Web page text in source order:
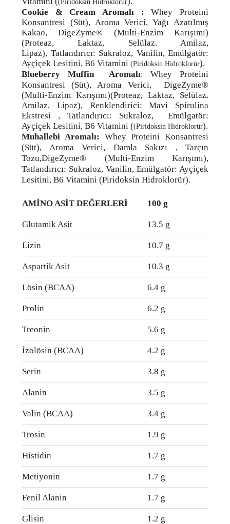
(Piridoksin Hidroklorür
Cookie & Cream Aromalı :Whey Proteini
Konsantresi (Süt), Aroma Verici, Yağı Azatılmış
Kakao,DigeZyme® (Multi-Enzim Karışımı)
(Proteaz, Laktaz, Selülaz. Amilaz,
Lipaz), Tatlandırıcı: Sukraloz, Vanilin, Emülgatör:
Ayçiçek Lesitini, B6 Vitamini (Piridoksin Hidroklorür).
Blueberry Muffin Aromalı:
Whey Proteini
Konsantresi (Süt), Aroma Verici, DigeZyme®
(Multi-Enzim Karışımı)(Proteaz, Laktaz, Selülaz.
Amilaz, Lipaz), Renklendirici: Mavi Spirulina
Ekstresi , Tatlandırıcı: Sukraloz, Emülgatör:
Ayçiçek Lesitini, B6 Vitamini ((Piridoksin Hidroklorür).
Muhallebi Aromalı:
Whey Proteini Konsantresi
(Süt), Aroma Verici, Damla Sakızı , Tarçın
Tozu,DigeZyme® (Multi-Enzim Karışımı),
Tatlandırıcı: Sukraloz, Vanilin, Emülgatör: Ayçiçek
Lesitini, B6 Vitamini (Piridoksin Hidroklorür).
AMİNO ASİT DEĞERLERİ 100 g
Glutamik Asit 13.5 g
Lizin 10.7 g
Aspartik Asit 10.3 g
Lösin (BCAA) 6.4 g
Prolin 6.2 g
Treonin 5.6 g
İzolösin (BCAA) 4.2 g
Serin 3.8 g
Alanin 3.5 g
Valin (BCAA) 3.4 g
Trosin 1.9 g
Histidin 1.7 g
Metiyonin 1.7 g
Fenil Alanin 1.7 g
Glisin 1.2 g